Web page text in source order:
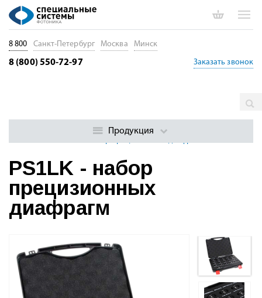
Оптомеханические устройства и системы
PS1LK - набор
прецизионных
диафрагм
8 800 Санкт-Петербург Москва Минск
8 (800) 550-72-97 Заказать звонок
Продукция